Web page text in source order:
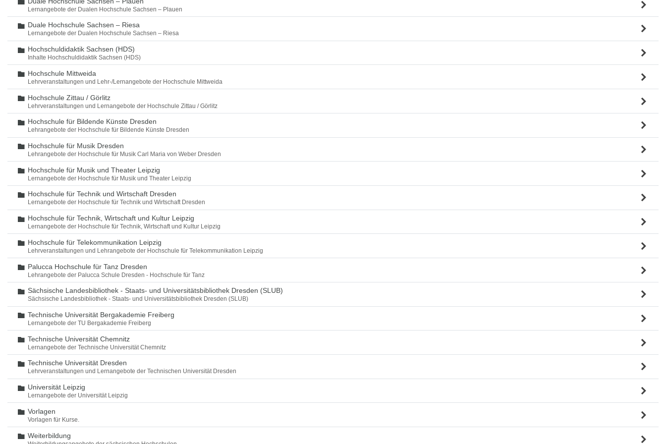
Lernangebote der Dualen Hochschule Sachsen – Plauen
Ordner
Duale Hochschule Sachsen – Riesa
Lernangebote der Dualen Hochschule Sachsen – Riesa
Ordner
Hochschuldidaktik Sachsen (HDS)
Inhalte Hochschuldidaktik Sachsen (HDS)
Ordner
Hochschule Mittweida
Lehrveranstaltungen und Lehr-/Lernangebote der Hochschule Mittweida
Ordner
Hochschule Zittau / Görlitz
Lehrveranstaltungen und Lernangebote der Hochschule Zittau / Görlitz
Ordner
Hochschule für Bildende Künste Dresden
Lehrangebote der Hochschule für Bildende Künste Dresden
Ordner
Hochschule für Musik Dresden
Lehrangebote der Hochschule für Musik Carl Maria von Weber Dresden
Ordner
Hochschule für Musik und Theater Leipzig
Lernangebote der Hochschule für Musik und Theater Leipzig
Ordner
Hochschule für Technik und Wirtschaft Dresden
Lernangebote der Hochschule für Technik und Wirtschaft Dresden
Ordner
Hochschule für Technik, Wirtschaft und Kultur Leipzig
Lernangebote der Hochschule für Technik, Wirtschaft und Kultur Leipzig
Ordner
Hochschule für Telekommunikation Leipzig
Lehrveranstaltungen und Lehrangebote der Hochschule für Telekommunikation Leipzig
Ordner
Palucca Hochschule für Tanz Dresden
Lehrangebote der Palucca Schule Dresden - Hochschule für Tanz
Ordner
Sächsische Landesbibliothek - Staats- und Universitätsbibliothek Dresden (SLUB)
Sächsische Landesbibliothek - Staats- und Universitätsbibliothek Dresden (SLUB)
Ordner
Technische Universität Bergakademie Freiberg
Lernangebote der TU Bergakademie Freiberg
Ordner
Technische Universität Chemnitz
Lernangebote der Technische Universität Chemnitz
Ordner
Technische Universität Dresden
Lehrveranstaltungen und Lernangebote der Technischen Universität Dresden
Ordner
Universität Leipzig
Lernangebote der Universität Leipzig
Ordner
Vorlagen
Vorlagen für Kurse.
Ordner
Weiterbildung